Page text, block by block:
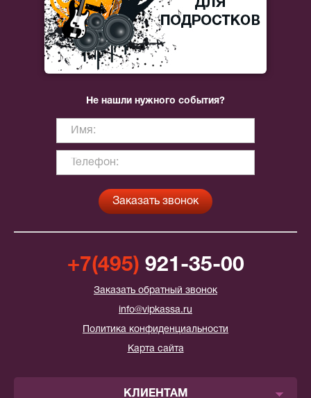
Не нашли нужного события?
+7(495) 921-35-00
Заказать обратный звонок
info@vipkassa.ru
Политика конфиденциальности
Карта сайта
КЛИЕНТАМ